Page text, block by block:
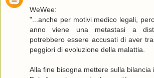
WeWee:
"...anche per motivi medico legali,
anno viene una metastasi a
potrebbero essere accusati di aver
peggiori di evoluzione della malattia.
Alla fine bisogna mettere sulla bilancia